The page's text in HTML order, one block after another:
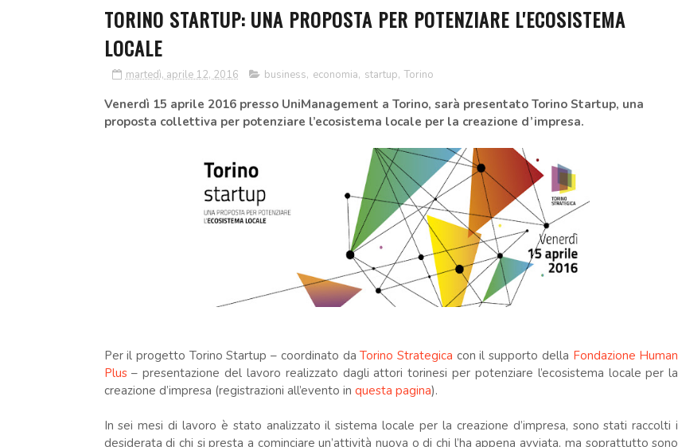
TORINO STARTUP: UNA PROPOSTA PER POTENZIARE L'ECOSISTEMA
LOCALE
martedì, aprile 12, 2016 business, economia, startup, Torino
Venerdì 15 aprile 2016 presso UniManagement a Torino, sarà presentato Torino Startup, una
proposta collettiva per potenziare l’ecosistema locale per la creazione d’impresa.
Per il progetto Torino Startup – coordinato daTorino Strategica con il supporto della Fondazione Human
Plus– presentazione del lavoro realizzato dagli attori torinesi per potenziare l’ecosistema locale per la
creazione d’impresa (registrazioni all’evento in questa pagina).
In sei mesi di lavoro è stato analizzato il sistema locale per la creazione d’impresa, sono stati raccolti i
desiderata di chi si presta a cominciare un’attività nuova o di chi l’ha appena avviata, ma soprattutto sono